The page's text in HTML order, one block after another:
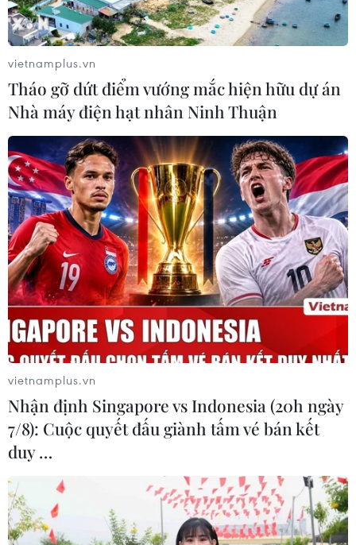
Thủ tướng Nguyễn Xuân Phúc phát biểu. (Ảnh: Thống
Nhất/TTXVN)
Thủ tướng Nguyễn Xuân Phúc phát biểu. (Ảnh: Thống
Nhất/TTXVN)
vietnamplus.vn
Tháo gỡ dứt điểm vướng mắc hiện hữu dự án
Nhà máy điện hạt nhân Ninh Thuận
vietnamplus.vn
Nhận định Singapore vs Indonesia (20h ngày
7/8): Cuộc quyết đấu giành tấm vé bán kết
duy …